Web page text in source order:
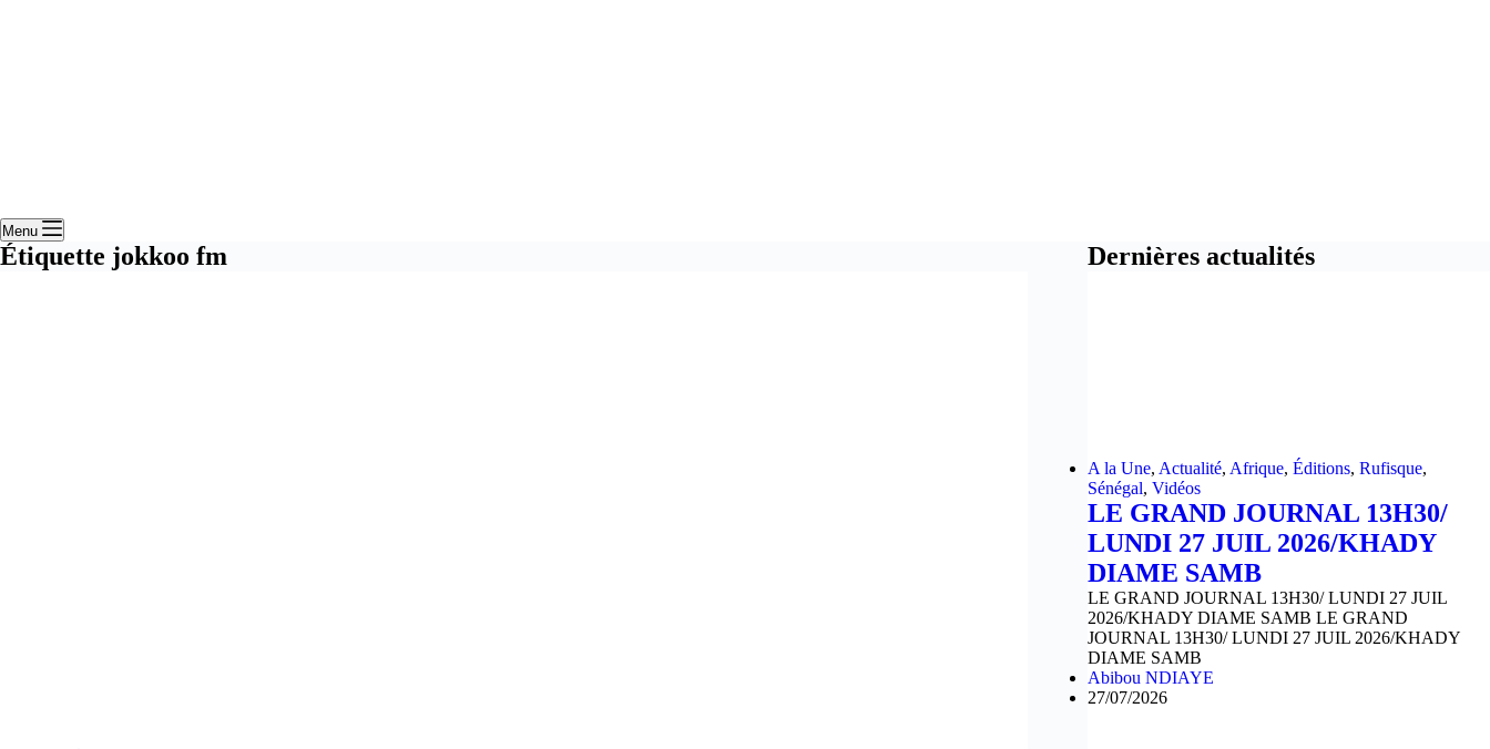
Menu
Étiquette jokkoo fm Dernières actualités
A la Une, Actualité, Afrique,Éditions,Rufisque,
Sénégal,Vidéos
LE GRAND JOURNAL 13H30/
LUNDI 27 JUIL 2026/KHADY
DIAME SAMB
LE GRAND JOURNAL 13H30/ LUNDI 27 JUIL
2026/KHADY DIAME SAMB LE GRAND
JOURNAL 13H30/ LUNDI 27 JUIL 2026/KHADY
DIAME SAMB
Abibou NDIAYE
27/07/2026